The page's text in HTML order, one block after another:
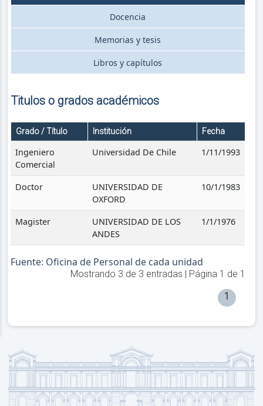
Docencia
Memorias y tesis
Libros y capítulos
Titulos o grados académicos
Grado / Título Institución Fecha
Ingeniero
Comercial
Universidad De Chile 1/11/1993
Doctor
UNIVERSIDAD DE
OXFORD
10/1/1983
Magister
UNIVERSIDAD DE LOS
ANDES
1/1/1976
Fuente: Oficina de Personal de cada unidad
Mostrando 3 de 3 entradas | Página 1 de 1
1